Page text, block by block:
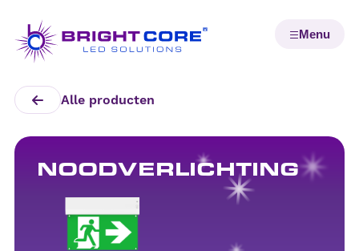
Alle producten
NOODVERLICHTING